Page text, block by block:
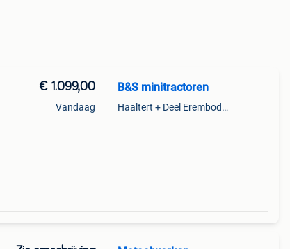
€ 1.099,00
Vandaag
B&S minitractoren
Haaltert + Deel Erembodegem